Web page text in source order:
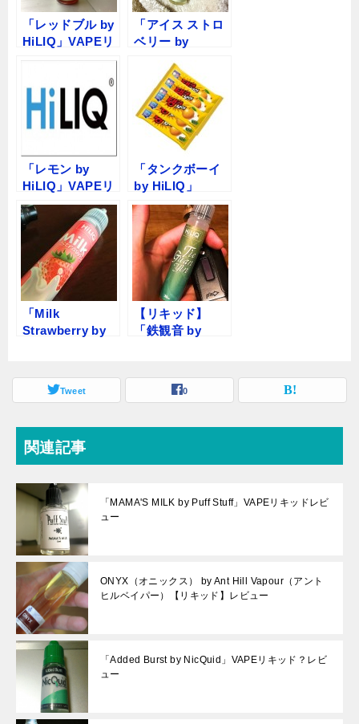
「レッドブル by
HiLIQ」VAPEリ
「アイス ストロ
ベリー by
キッドレビュー
「レモン by
HiLIQ」VAPEリ
キッドレビュー
「タンクボーイ
by HiLIQ」
VAPEリキッドレ
ビュー
「Milk
Strawberry by
【リキッド】
「鉄観音 by
Tweet 0
関連記事
「MAMA'S MILK by Puff Stuff」VAPEリキッドレビ
ュー
ONYX（オニックス） by Ant Hill Vapour（アント
ヒルベイパー）【リキッド】レビュー
「Added Burst by NicQuid」VAPEリキッド？レビ
ュー